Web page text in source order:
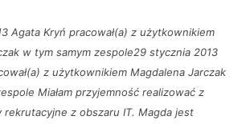
Agata Kryń pracował(a) z użytkownikiem
w tym samym zespole29 stycznia 2013
z użytkownikiem Magdalena Jarczak
Miałam przyjemność realizować z
rekrutacyjne z obszaru IT. Magda jest